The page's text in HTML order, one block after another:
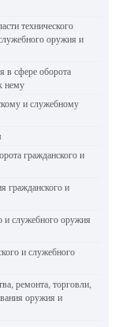
технического
оружия и
в сфере оборота
нему
и служебному
гражданского и
гражданского и
и служебного оружия
и служебного
ремонта, торговли,
оружия и